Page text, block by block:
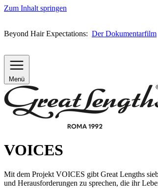
Zum Inhalt springen
Beyond Hair Expectations: Der Dokumentarfilm
Menü
VOICES
Mit dem Projekt VOICES gibt Great Lengths
und Herausforderungen zu sprechen, die ihr